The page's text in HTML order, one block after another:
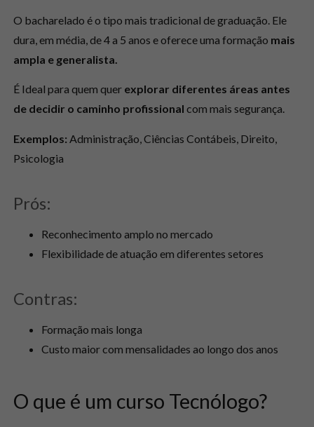
O bacharelado é o tipo mais tradicional de graduação. Ele
dura, em média, de 4 a 5 anos e oferece uma formação mais
ampla e generalista.
É Ideal para quem quer explorar diferentes áreas antes
de decidir o caminho profissional com mais segurança.
Exemplos: Administração, Ciências Contábeis, Direito,
Psicologia
Prós:
Reconhecimento amplo no mercado
Flexibilidade de atuação em diferentes setores
Contras:
Formação mais longa
Custo maior com mensalidades ao longo dos anos
O que é um curso Tecnólogo?